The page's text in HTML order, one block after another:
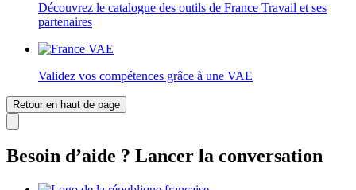
Découvrez le catalogue des outils de France Travail et ses
partenaires
Validez vos compétences grâce à une VAE
Retour en haut de page
Besoin d’aide ? Lancer la conversation